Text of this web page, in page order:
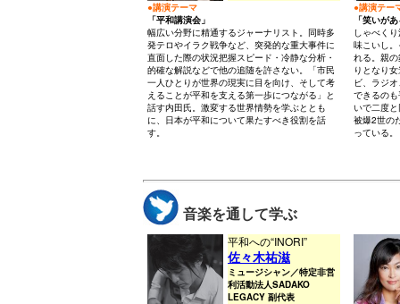
●講演テーマ
「平和講演会」
幅広い分野に精通するジャーナリスト。同時多
発テロやイラク戦争など、突発的な重大事件に
直面した際の状況把握スピード・冷静な分析・
的確な解説などで他の追随を許さない。「市民
一人ひとりが世界の現実に目を向け、そして考
えることが平和を支える第一歩につながる」と
話す内田氏。激変する世界情勢を学ぶととも
に、日本が平和について果たすべき役割を話
す。
●講演テー
「笑いが
しゃべく
味こいし
れる。親
りとなり
ビ、ラジ
できるの
いで二度
被爆2世の
っている。
音楽を通して学ぶ
平和への“INORI”
佐々木祐滋
ミュージシャン／特定非営
利活動法人SADAKO
LEGACY 副代表